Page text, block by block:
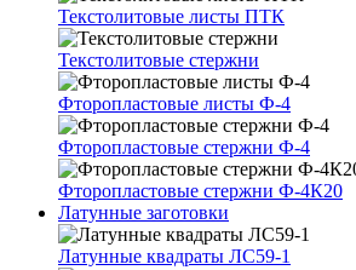
Текстолитовые листы ПТК
Текстолитовые стержни
Фторопластовые листы Ф-4
Фторопластовые стержни Ф-4
Фторопластовые стержни Ф-4К20
Латунные заготовки
Латунные квадраты ЛС59-1